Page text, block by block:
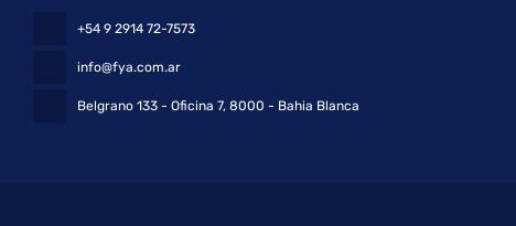
+54 9 2914 72-7573
info@fya.com.ar
Belgrano 133 - Oficina 7, 8000 - Bahia Blanca